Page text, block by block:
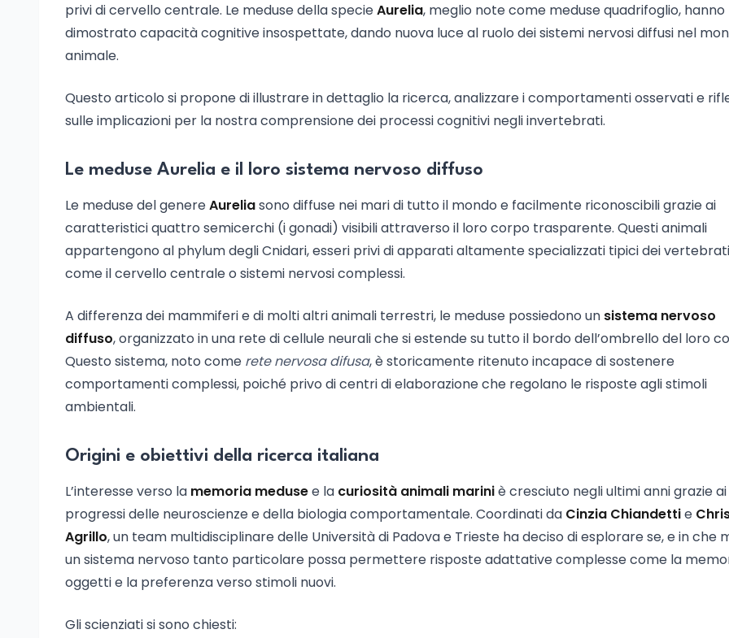
privi di cervello centrale. Le meduse della specieAurelia, meglio note come meduse quadrifoglio, hanno
dimostrato capacità cognitive insospettate, dando nuova luce al ruolo dei sistemi nervosi diffusi nel
animale.
Questo articolo si propone di illustrare in dettaglio la ricerca, analizzare i comportamenti osservati e
sulle implicazioni per la nostra comprensione dei processi cognitivi negli invertebrati.
Le meduse Aurelia e il loro sistema nervoso diffuso
Le meduse del genereAureliasono diffuse nei mari di tutto il mondo e facilmente riconoscibili grazie ai
caratteristici quattro semicerchi (i gonadi) visibili attraverso il loro corpo trasparente. Questi animali
appartengono al phylum degli Cnidari, esseri privi di apparati altamente specializzati tipici dei
come il cervello centrale o sistemi nervosi complessi.
A differenza dei mammiferi e di molti altri animali terrestri, le meduse possiedono un sistema nervoso
diffuso, organizzato in una rete di cellule neurali che si estende su tutto il bordo dell’ombrello del loro
Questo sistema, noto come rete nervosa difusa, è storicamente ritenuto incapace di sostenere
comportamenti complessi, poiché privo di centri di elaborazione che regolano le risposte agli stimoli
ambientali.
Origini e obiettivi della ricerca italiana
L’interesse verso la memoria medusee la curiosità animali mariniè cresciuto negli ultimi anni grazie ai
progressi delle neuroscienze e della biologia comportamentale. Coordinati da Cinzia Chiandettie
Agrillo, un team multidisciplinare delle Università di Padova e Trieste ha deciso di esplorare se, e in che
un sistema nervoso tanto particolare possa permettere risposte adattative complesse come la
oggetti e la preferenza verso stimoli nuovi.
Gli scienziati si sono chiesti: